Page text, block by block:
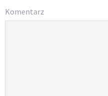
Komentarz